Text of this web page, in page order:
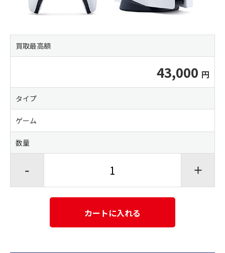
買取最高額
43,000
タイプ
ゲーム
数量
- +
カートに入れる